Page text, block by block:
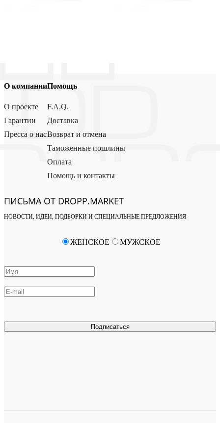
О компании
О проекте
Гарантии
Пресса о нас
Помощь
F.A.Q.
Доставка
Возврат и отмена
Таможенные пошлины
Оплата
Помощь и контакты
ПИСЬМА ОТ DROPP.MARKET
НОВОСТИ, ИДЕИ, ПОДБОРКИ И СПЕЦИАЛЬНЫЕ ПРЕДЛОЖЕНИЯ
Подписаться
ЖЕНСКОЕ МУЖСКОЕ